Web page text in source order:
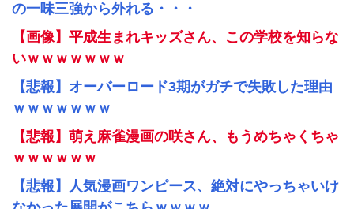
の一味三強から外れる・・・
【画像】平成生まれキッズさん、この学校を知らな
いｗｗｗｗｗｗｗ
【悲報】オーバーロード3期がガチで失敗した理由
ｗｗｗｗｗｗｗ
【悲報】萌え麻雀漫画の咲さん、もうめちゃくちゃ
ｗｗｗｗｗｗ
【悲報】人気漫画ワンピース、絶対にやっちゃいけ